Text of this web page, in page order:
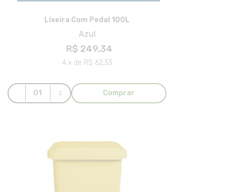
Lixeira Com Pedal 100L
Azul
R$ 249,34
4 x de R$ 62,33
Comprar